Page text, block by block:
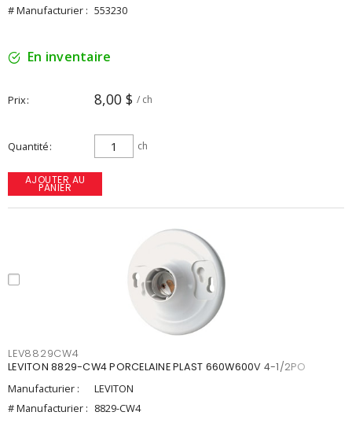
# Manufacturier : 553230
En inventaire
Prix 8,00 $ / ch
Quantité ch
AJOUTER AU
PANIER
LEV8829CW4
LEVITON 8829-CW4 PORCELAINE PLAST 660W600V 4-1/2PO
Manufacturier :
LEVITON
# Manufacturier : 8829-CW4